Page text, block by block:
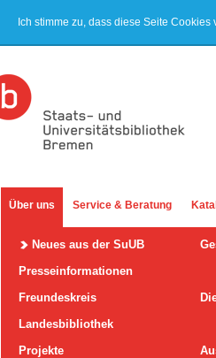
Ich stimme zu, dass diese Seite
Über uns Service & Beratung
Neues aus der SuUB
Presseinformationen
Freundeskreis
Landesbibliothek
Projekte